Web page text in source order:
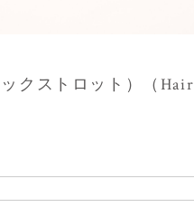
クストロット）（Hair